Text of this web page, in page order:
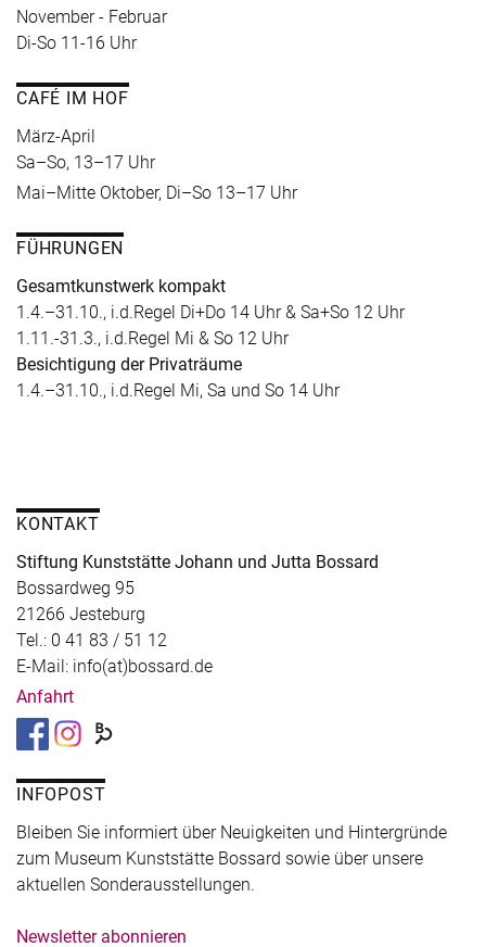
November - Februar
Di-So 11-16 Uhr
CAFÉ IM HOF
März-April
Sa–So, 13–17 Uhr
Mai–Mitte Oktober, Di–So 13–17 Uhr
FÜHRUNGEN
Gesamtkunstwerk kompakt
1.4.–31.10., i.d.Regel Di+Do 14 Uhr & Sa+So 12 Uhr
1.11.-31.3., i.d.Regel Mi & So 12 Uhr
Besichtigung der Privaträume
1.4.–31.10., i.d.Regel Mi, Sa und So 14 Uhr
KONTAKT
Stiftung Kunststätte Johann und Jutta Bossard
Bossardweg 95
21266 Jesteburg
Tel.: 0 41 83 / 51 12
E-Mail: info(at)bossard.de
Anfahrt
INFOPOST
Bleiben Sie informiert über Neuigkeiten und Hintergründe
zum Museum Kunststätte Bossard sowie über unsere
aktuellen Sonderausstellungen.
Newsletter abonnieren